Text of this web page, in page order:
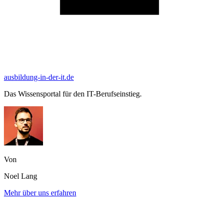
ausbildung-in-der-it.de
Das Wissensportal für den IT-Berufseinstieg.
Von
Noel Lang
Mehr über uns erfahren